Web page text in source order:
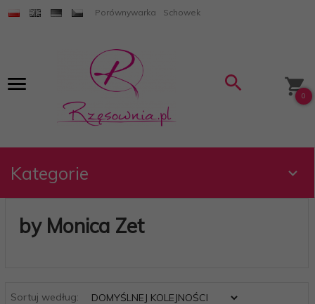
Porównywarka Schowek
0
Kategorie
by Monica Zet
Sortuj według:
sort